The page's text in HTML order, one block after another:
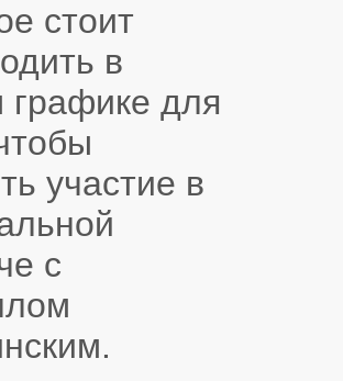
стоит
в
графике для
участие в
с